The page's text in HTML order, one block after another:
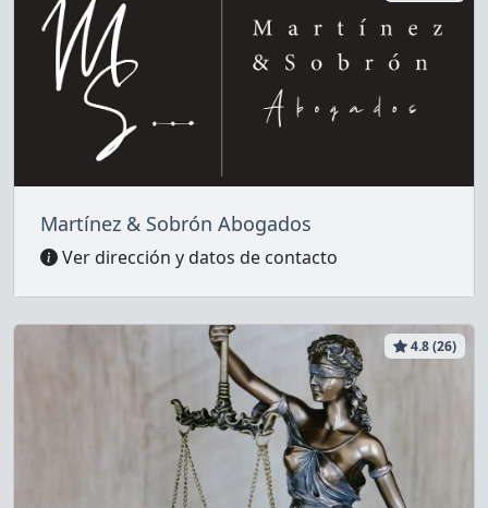
Martínez & Sobrón Abogados
Ver dirección y datos de contacto
4.8 (26)